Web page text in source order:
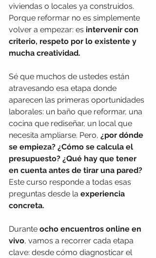
viviendas o locales ya construidos.
Porque reformar no es simplemente
volver a empezar: es intervenir con
criterio, respeto por lo existente y
mucha creatividad.
Sé que muchos de ustedes están
atravesando esa etapa donde
aparecen las primeras oportunidades
laborales: un baño que reformar, una
cocina que rediseñar, un local que
necesita ampliarse. Pero, ¿por dónde
se empieza? ¿Cómo se calcula el
presupuesto? ¿Qué hay que tener
en cuenta antes de tirar una pared?
Este curso responde a todas esas
preguntas desde la experiencia
concreta.
Durante ocho encuentros online en
vivo, vamos a recorrer cada etapa
clave: desde cómo diagnosticar el